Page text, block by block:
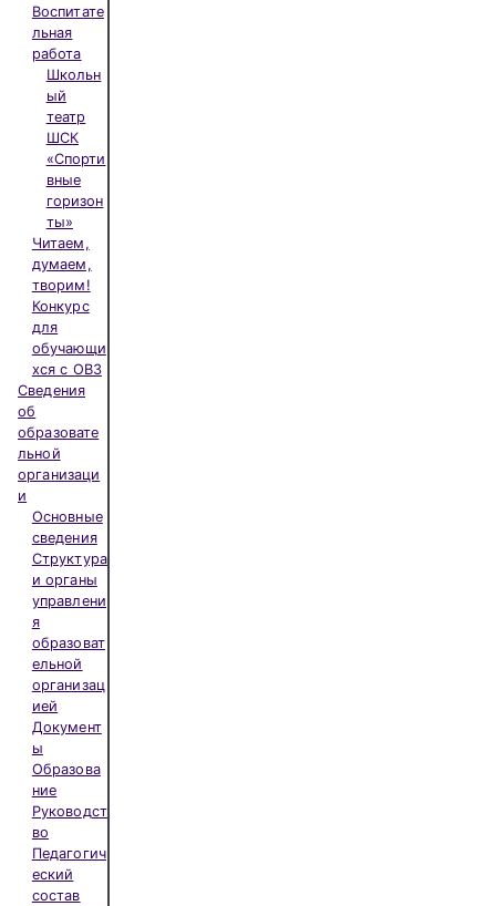
Воспитате
льная
работа
Школьн
ый
театр
ШСК
«Спорти
вные
горизон
ты»
Читаем,
думаем,
творим!
Конкурс
для
обучающи
хся с ОВЗ
Сведения
об
образовате
льной
организаци
и
Основные
сведения
Структура
и органы
управлени
я
образоват
ельной
организац
ией
Документ
ы
Образова
ние
Руководст
во
Педагогич
еский
состав